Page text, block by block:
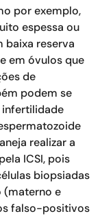
por exemplo,
espessa ou
baixa reserva
em óvulos que
de
podem se
infertilidade
realizar a
ICSI, pois
biopsiadas
(materno e
falso-positivos